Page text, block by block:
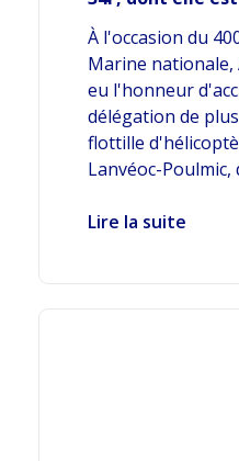
À l'occasion du
Marine
eu l'honneur
délégation de
flottille
Lanvéoc-Poulmic,
Lire la suite